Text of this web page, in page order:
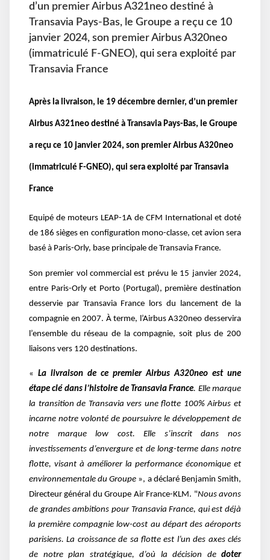
d’un premier Airbus A321neo destiné à
Transavia Pays-Bas, le Groupe a reçu ce 10
janvier 2024, son premier Airbus A320neo
(immatriculé F-GNEO), qui sera exploité par
Transavia France
Après la livraison, le 19 décembre dernier, d’un premier
Airbus A321neo destiné à Transavia Pays-Bas, le Groupe
a reçu ce 10 janvier 2024, son premier Airbus A320neo
(immatriculé F-GNEO), qui sera exploité par Transavia
France
Equipé de moteurs LEAP-1A de CFM International et doté
de 186 sièges en configuration mono-classe, cet avion sera
basé à Paris-Orly, base principale de Transavia France.
Son premier vol commercial est prévu le 15 janvier 2024,
entre Paris-Orly et Porto (Portugal), première destination
desservie par Transavia France lors du lancement de la
compagnie en 2007. À terme, l’Airbus A320neo desservira
l’ensemble du réseau de la compagnie, soit plus de 200
liaisons vers 120 destinations.
« La livraison de ce premier Airbus A320neo est une
étape clé dans l’histoire de Transavia France. Elle marque
la transition de Transavia vers une flotte 100% Airbus et
incarne notre volonté de poursuivre le développement de
notre marque low cost. Elle s’inscrit dans nos
investissements d’envergure et de long-terme dans notre
flotte, visant à améliorer la performance économique et
environnementale du Groupe », a déclaré Benjamin Smith,
Directeur général du Groupe Air France-KLM. "Nous avons
de grandes ambitions pour Transavia France, qui est déjà
la première compagnie low-cost au départ des aéroports
parisiens. La croissance de sa flotte est l’un des axes clés
de notre plan stratégique, d’où la décision de doter